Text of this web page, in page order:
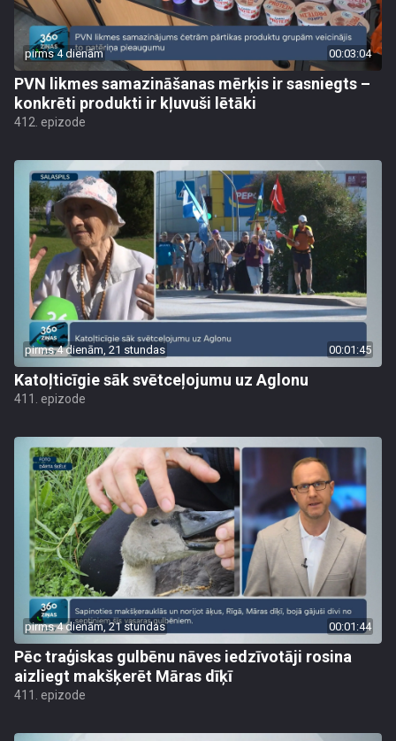
pirms 4 dienām 00:03:04
PVN likmes samazināšanas mērķis ir sasniegts –
konkrēti produkti ir kļuvuši lētāki
412. epizode
pirms 4 dienām, 21 stundas 00:01:45
Katoļticīgie sāk svētceļojumu uz Aglonu
411. epizode
pirms 4 dienām, 21 stundas 00:01:44
Pēc traģiskas gulbēnu nāves iedzīvotāji rosina
aizliegt makšķerēt Māras dīķī
411. epizode